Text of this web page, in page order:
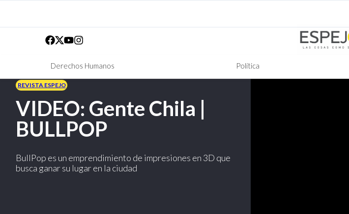
Derechos Humanos Política
REVISTA ESPEJO
VIDEO: Gente Chila |
BULLPOP
BullPop es un emprendimiento de impresiones en 3D que
busca ganar su lugar en la ciudad